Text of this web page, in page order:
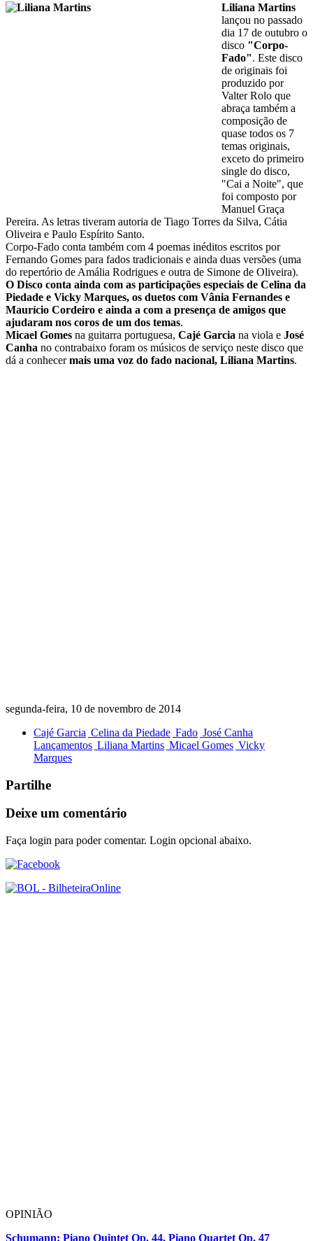
Liliana Martins
lançou no passado
dia 17 de outubro o
disco "Corpo-
Fado". Este disco
de originais foi
produzido por
Valter Rolo que
abraça também a
composição de
quase todos os 7
temas originais,
exceto do primeiro
single do disco,
"Cai a Noite", que
foi composto por
Manuel Graça
Pereira. As letras tiveram autoria de Tiago Torres da Silva, Cátia
Oliveira e Paulo Espírito Santo.
Corpo-Fado conta também com 4 poemas inéditos escritos por
Fernando Gomes para fados tradicionais e ainda duas versões (uma
do repertório de Amália Rodrigues e outra de Simone de Oliveira).
O Disco conta ainda com as participações especiais de Celina da
Piedade e Vicky Marques, os duetos com Vânia Fernandes e
Maurício Cordeiro e ainda a com a presença de amigos que
ajudaram nos coros de um dos temas.
Micael Gomes na guitarra portuguesa, Cajé Garcia na viola e José
Canha no contrabaixo foram os músicos de serviço neste disco que
dá a conhecermais uma voz do fado nacional, Liliana Martins.
segunda-feira, 10 de novembro de 2014
Cajé Garcia Celina da Piedade Fado José Canha
Lançamentos Liliana Martins Micael Gomes Vicky
Marques
Partilhe
Deixe um comentário
Faça login para poder comentar. Login opcional abaixo.
OPINIÃO
Schumann: Piano Quintet Op. 44, Piano Quartet Op. 47